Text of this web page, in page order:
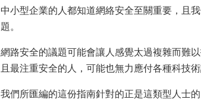
中小型企業的人都知道網絡安全至關重要，且
題。
網路安全的議題可能會讓人感覺太過複雜而難
且最注重安全的人，可能也無力應付各種科技
我們所匯編的這份指南針對的正是這類型人士